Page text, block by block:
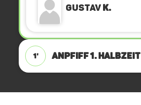
GustavK.
1' ANPFIFF 1. Halbzeit